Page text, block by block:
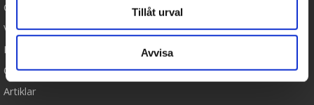
Tillåt urval
Avvisa
Cookies
Varumärken
Köpvillkor
Om oss
Artiklar